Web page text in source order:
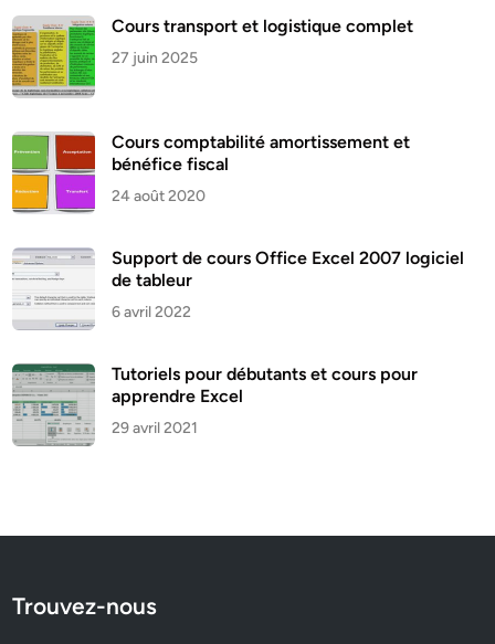
Cours transport et logistique complet
27 juin 2025
Cours comptabilité amortissement et
bénéfice fiscal
24 août 2020
Support de cours Office Excel 2007 logiciel
de tableur
6 avril 2022
Tutoriels pour débutants et cours pour
apprendre Excel
29 avril 2021
Trouvez-nous